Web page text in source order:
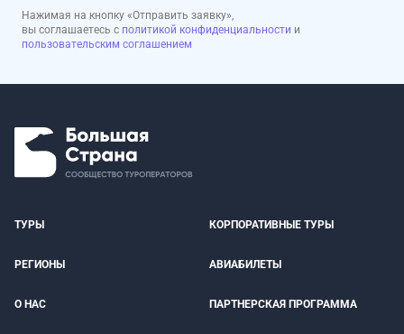
Нажимая на кнопку «Отправить заявку»,
вы соглашаетесь с политикой конфиденциальности и
пользовательским соглашением
ТУРЫ КОРПОРАТИВНЫЕ ТУРЫ
РЕГИОНЫ АВИАБИЛЕТЫ
О НАС ПАРТНЕРСКАЯ ПРОГРАММА